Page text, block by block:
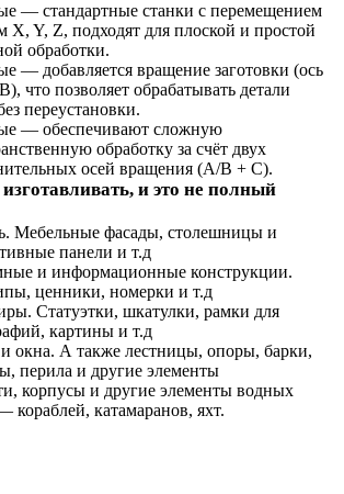
— стандартные станки с перемещением
X, Y, Z, подходят для плоской и простой
обработки.
— добавляется вращение заготовки (ось
что позволяет обрабатывать детали
переустановки.
— обеспечивают сложную
обработку за счёт двух
осей вращения (A/B + C).
и это не полный
Мебельные фасады, столешницы и
панели и т.д
и информационные конструкции.
ценники, номерки и т.д
Статуэтки, шкатулки, рамки для
картины и т.д
окна. А также лестницы, опоры, барки,
перила и другие элементы
корпусы и другие элементы водных
кораблей, катамаранов, яхт.